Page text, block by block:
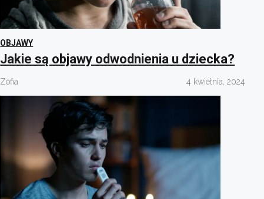
OBJAWY
Jakie są objawy odwodnienia u dziecka?
Zofia 4 kwietnia, 2024